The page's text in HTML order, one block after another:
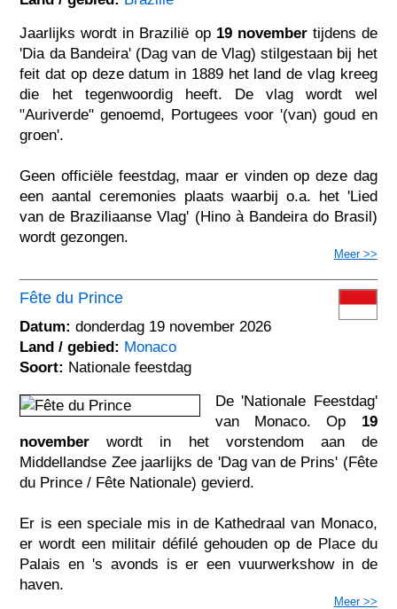
Jaarlijks wordt in Brazilië op 19 novembertijdens de
'Dia da Bandeira' (Dag van de Vlag) stilgestaan bij het
feit dat op deze datum in 1889 het land de vlag kreeg
die het tegenwoordig heeft. De vlag wordt wel
"Auriverde" genoemd, Portugees voor '(van) goud en
groen'.
Geen officiële feestdag, maar er vinden op deze dag
een aantal ceremonies plaats waarbij o.a. het 'Lied
van de Braziliaanse Vlag' (Hino à Bandeira do Brasil)
wordt gezongen.
Meer >>
Fête du Prince
Datum: donderdag 19 november 2026
Land / gebied: Monaco
Soort: Nationale feestdag
De 'Nationale Feestdag'
van Monaco. Op 19
november wordt in het vorstendom aan de
Middellandse Zee jaarlijks de 'Dag van de Prins' (Fête
du Prince / Fête Nationale) gevierd.
Er is een speciale mis in de Kathedraal van Monaco,
er wordt een militair défilé gehouden op de Place du
Palais en 's avonds is er een vuurwerkshow in de
haven.
Meer >>